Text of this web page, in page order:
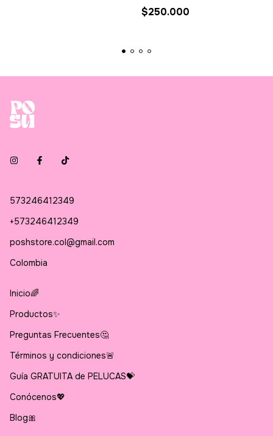
$250.000
573246412349
+573246412349
poshstore.col@gmail.com
Colombia
Inicio🌈
Productos✨
Preguntas Frecuentes🤔
Términos y condiciones🚨
Guía GRATUITA de PELUCAS💝
Conócenos💖
Blog🎀